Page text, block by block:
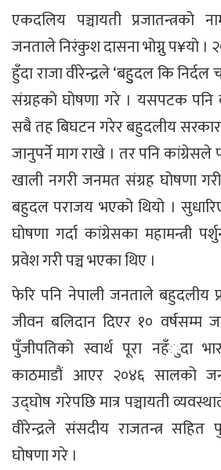
एकदलिय पञ्चायती प्रजातन्त्रको
जनताले निरंकुश दासना भोग्नु प¥यो ।
हुँदा राजा वीरेन्द्रले ‘बहुुदल कि निर्दल
संग्रहको घोषणा गरे । यसपटक पनि
सबै तह बिघटन गरेर बहुदलीय
जानुपर्ने माग राखे । तर पनि
खाली नगरी जनमत संग्रह घोषणा
बहुदल पराजय भएको थियो ।
घोषणा गर्दा कांग्रेसका महामन्त्री
प्रवेश गरी पञ्च भएका थिए ।
फेरि पनि नेपाली जनताले बहुदलीय
जीवन बलिदान दिएर १० वर्षसम्म
पुँजीपतिको स्वार्थ पूरा नहँुदा
काठमाडौं आएर २०४६ सालको
उद्घोष गरेपछि मात्र पञ्चायती
वीरेन्द्रले संसदीय राजतन्त्र सहित
घोषणा गरे ।